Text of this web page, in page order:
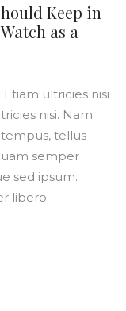
Keep in
as a
ultricies nisi
nisi. Nam
tellus
semper
sed ipsum.
libero